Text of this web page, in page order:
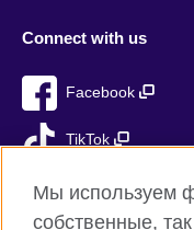
Connect with us
Facebook
TikTok
Мы используем
собственные,